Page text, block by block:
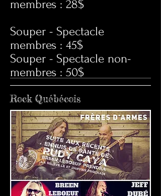
membres : 28$
Souper - Spectacle
membres : 45$
Souper - Spectacle non-
membres : 50$
Rock Québécois